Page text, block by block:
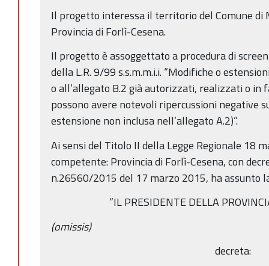
Il progetto interessa il territorio del Comune di
Provincia di Forlì-Cesena.
Il progetto è assoggettato a procedura di
della L.R. 9/99 s.s.m.m.i.i. “Modifiche o
o all’allegato B.2 già autorizzati, realizzati o in
possono avere notevoli ripercussioni negative
estensione non inclusa nell’allegato A.2)”.
Ai sensi del Titolo II della Legge Regionale 18
competente: Provincia di Forlì-Cesena, con
n.26560/2015 del 17 marzo 2015, ha assunto
“IL PRESIDENTE DELLA
(omissis)
decreta: